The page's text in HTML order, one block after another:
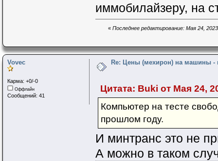
иммобилайзеру, на
« Последнее редактирование: Мая 24,
Vovec
Карма: +0/-0
Оффлайн
Сообщений: 41
Re: Цены (мехирон) на машины -
Цитата: Buki от Мая 24,
Компьютер на тесте
прошлом году.
И минтранс это не
А можно в таком